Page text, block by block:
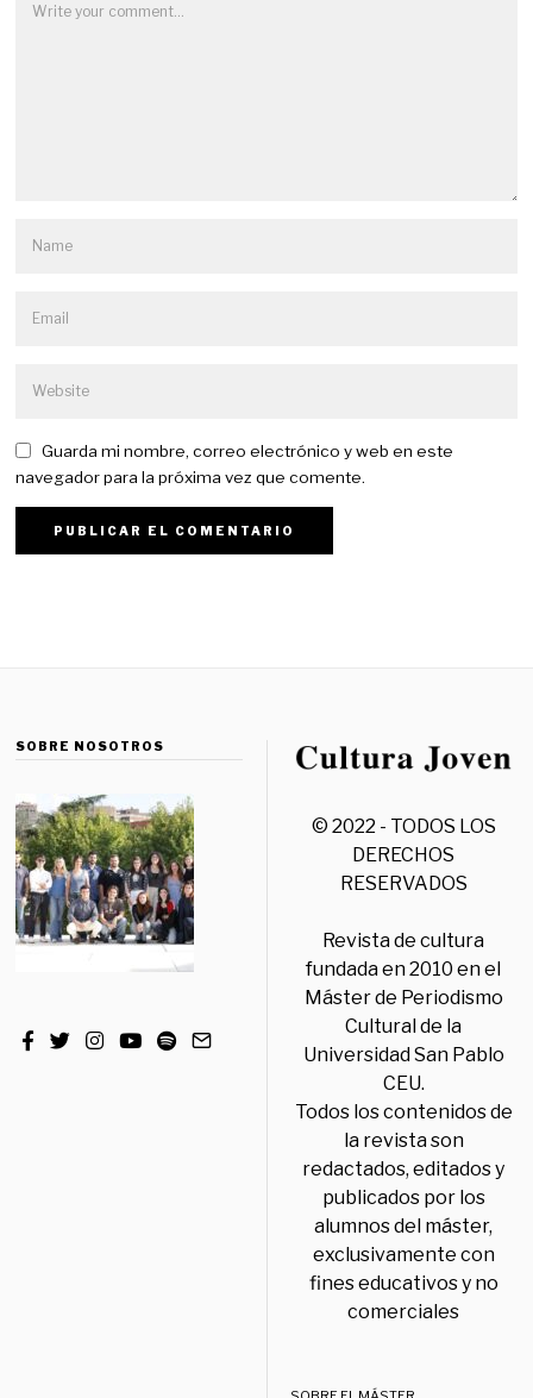
Guarda mi nombre, correo electrónico y web en este
navegador para la próxima vez que comente.
SOBRE NOSOTROS
© 2022 - TODOS LOS
DERECHOS
RESERVADOS
Revista de cultura
fundada en 2010 en el
Máster de Periodismo
Cultural de la
Universidad San Pablo
CEU.
Todos los contenidos de
la revista son
redactados, editados y
publicados por los
alumnos del máster,
exclusivamente con
fines educativos y no
comerciales